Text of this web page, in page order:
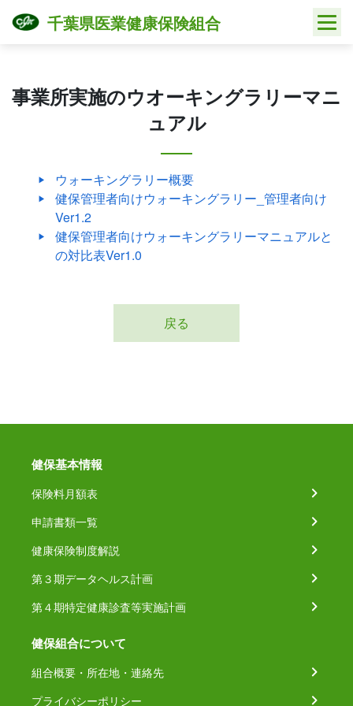
千葉県医業健康保険組合
事業所実施のウオーキングラリーマニ
ュアル
ウォーキングラリー概要
健保管理者向けウォーキングラリー_管理者向け
Ver1.2
健保管理者向けウォーキングラリーマニュアルと
の対比表Ver1.0
戻る
健保基本情報
保険料月額表
申請書類一覧
健康保険制度解説
第３期データヘルス計画
第４期特定健康診査等実施計画
健保組合について
組合概要・所在地・連絡先
プライバシーポリシー